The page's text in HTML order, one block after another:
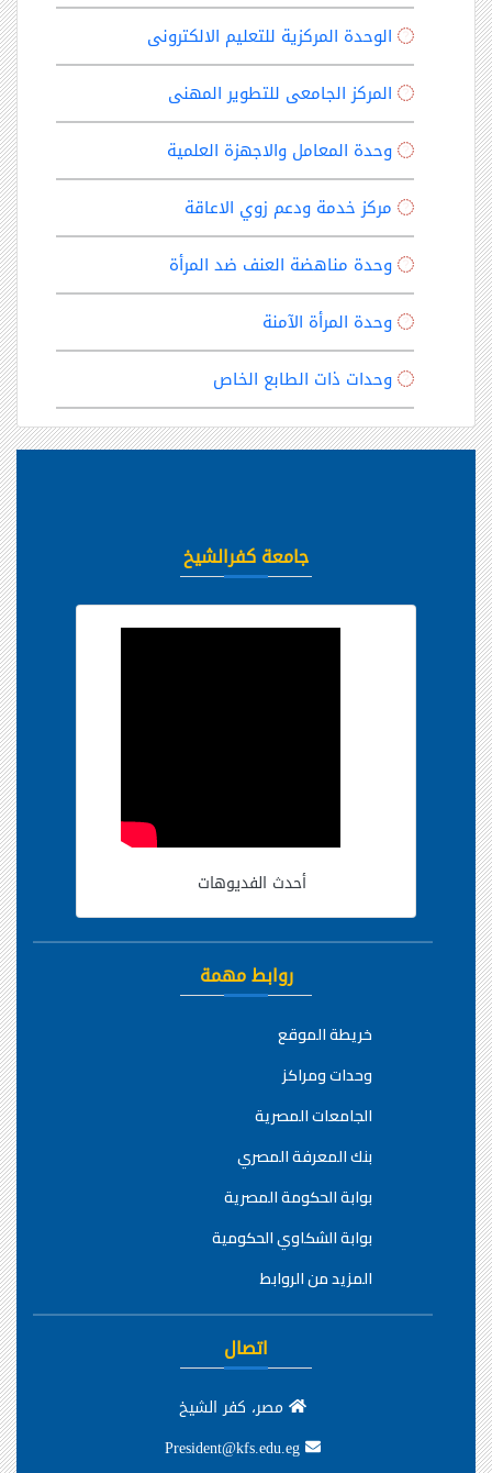
الوحدة المركزية للتعليم الالكترونى
المركز الجامعى للتطوير المهنى
وحدة المعامل والاجهزة العلمية
مركز خدمة ودعم زوي الاعاقة
وحدة مناهضة العنف ضد المرأة
وحدة المرأة الآمنة
وحدات ذات الطابع الخاص
جامعة كفرالشيخ
أحدث الفديوهات
روابط مهمة
خريطة الموقع
وحدات ومراكز
الجامعات المصرية
بنك المعرفة المصري
بوابة الحكومة المصرية
بوابة الشكاوي الحكومية
المزيد من الروابط
اتصال
مصر، كفر الشيخ